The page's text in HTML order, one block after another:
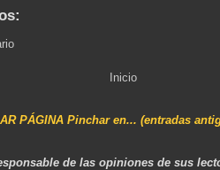
Inicio
PÁGINA Pinchar en... (entradas
de las opiniones de sus